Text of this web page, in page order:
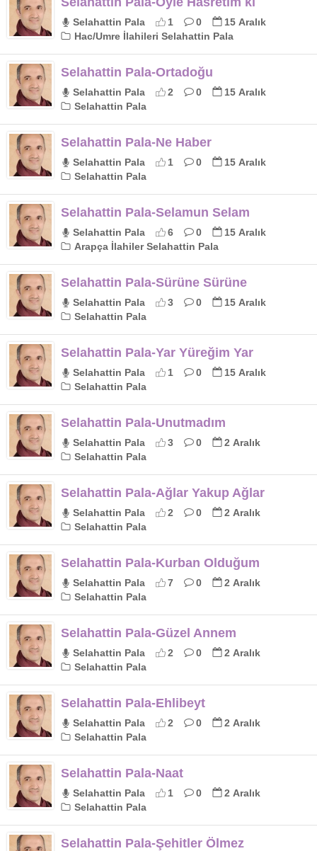
Selahattin Pala 1 0
15 Aralık
Hac/Umre İlahileri Selahattin Pala
Selahattin Pala-Ortadoğu
Selahattin Pala 2 0
15 Aralık
Selahattin Pala
Selahattin Pala-Ne Haber
Selahattin Pala 1 0
15 Aralık
Selahattin Pala
Selahattin Pala-Selamun Selam
Selahattin Pala 6 0
15 Aralık
Arapça İlahiler Selahattin Pala
Selahattin Pala-Sürüne Sürüne
Selahattin Pala 3 0
15 Aralık
Selahattin Pala
Selahattin Pala-Yar Yüreğim Yar
Selahattin Pala 1 0
15 Aralık
Selahattin Pala
Selahattin Pala-Unutmadım
Selahattin Pala 3 0
2 Aralık
Selahattin Pala
Selahattin Pala-Ağlar Yakup Ağlar
Selahattin Pala 2 0
2 Aralık
Selahattin Pala
Selahattin Pala-Kurban Olduğum
Selahattin Pala 7 0
2 Aralık
Selahattin Pala
Selahattin Pala-Güzel Annem
Selahattin Pala 2 0
2 Aralık
Selahattin Pala
Selahattin Pala-Ehlibeyt
Selahattin Pala 2 0
2 Aralık
Selahattin Pala
Selahattin Pala-Naat
Selahattin Pala 1 0
2 Aralık
Selahattin Pala
Selahattin Pala-Şehitler Ölmez